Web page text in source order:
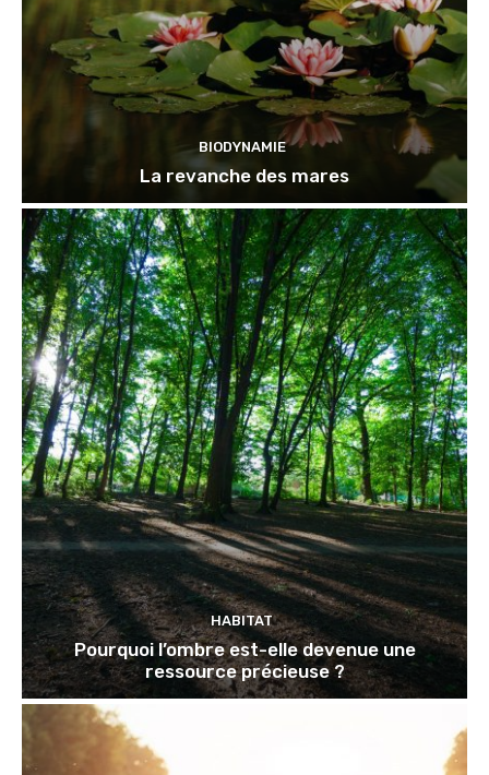
BIODYNAMIE
La revanche des mares
HABITAT
Pourquoi l’ombre est-elle devenue une
ressource précieuse ?